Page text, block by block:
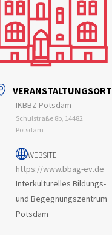
VERANSTALTUNGSORT
IKBBZ Potsdam
Schulstraße 8b, 14482
Potsdam
WEBSITE
https://www.bbag-ev.de
Interkulturelles Bildungs-
und Begegnungszentrum
Potsdam